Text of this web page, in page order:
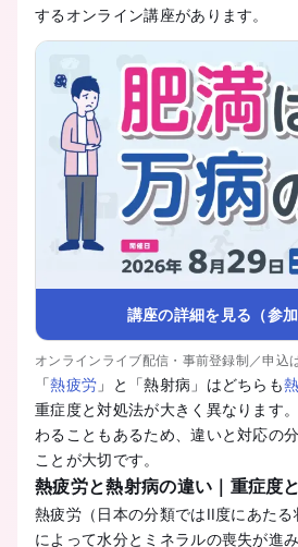
するオンライン講座があります。
講座の詳細を見る（参加
オンラインライブ配信・事前登録制／申込
「熱疲労 」と「熱射病」はどちらも
重症度と対処法が大きく異なります
わることもあるため、違いと対応の
ことが大切です。
熱疲労と熱射病の違い｜重症度
熱疲労（日本の分類ではII度にあた
によって水分とミネラルの喪失が進み